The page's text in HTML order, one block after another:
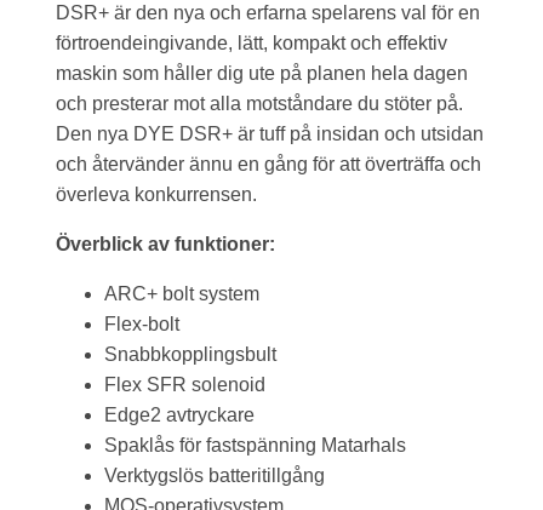
DSR+ är den nya och erfarna spelarens val för en
förtroendeingivande, lätt, kompakt och effektiv
maskin som håller dig ute på planen hela dagen
och presterar mot alla motståndare du stöter på.
Den nya DYE DSR+ är tuff på insidan och utsidan
och återvänder ännu en gång för att överträffa och
överleva konkurrensen.
Överblick av funktioner:
ARC+ bolt system
Flex-bolt
Snabbkopplingsbult
Flex SFR solenoid
Edge2 avtryckare
Spaklås för fastspänning Matarhals
Verktygslös batteritillgång
MOS-operativsystem